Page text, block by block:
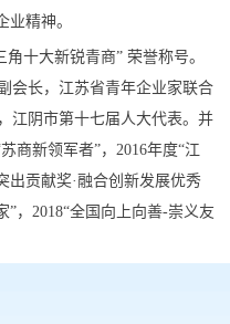
业精神。
十大新锐青商” 荣誉称号。
会长，江苏省青年企业家联合
江阴市第十七届人大代表。并
商新领军者”，2016年度“江
出贡献奖·融合创新发展优秀
”，2018“全国向上向善-崇义友